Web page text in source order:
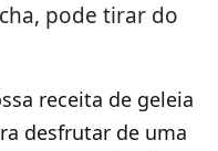
pode tirar do
receita de geleia
desfrutar de uma